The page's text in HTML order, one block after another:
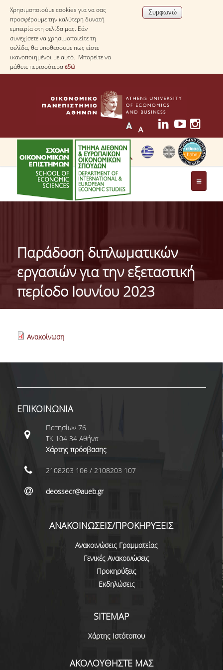
Χρησιμοποιούμε cookies για να σας
προσφέρουμε την καλύτερη δυνατή
εμπειρία στη σελίδα μας. Εάν
συνεχίσετε να χρησιμοποιείτε τη
σελίδα, θα υποθέσουμε πως είστε
ικανοποιημένοι με αυτό. Μπορείτε να
μάθετε περισσότεραεδώ
ΤΟ ΤΜΗΜΑ
ΓΕΝΙΚΕΣ ΠΛΗΡΟΦΟΡΙΕΣ
ΔΙΟΙΚΗΣΗ ΤΟΥ ΤΜΗΜΑΤΟΣ
ΓΡΑΜΜΑΤΕΙΑ ΠΡΟΠΤΥΧΙΑΚΩΝ ΣΠΟΥΔΩΝ
ΑΝΘΡΩΠΙΝΟ ΔΥΝΑΜΙΚΟ
ΜΕΛΗ ΔΕΠ
ΕΠΙΤΙΜΟΙ ΔΙΔΑΚΤΟΡΕΣ / ΕΡΕΥΝΗΤΙΚΟΙ
ΕΝΤΕΤΑΛΜΕΝΟΙ ΔΙΔΑΣΚΟΝΤΕΣ
ΤΜΗΜΑΤΟΣ
ΜΗΤΡΩΑ ΜΕΛΩΝ ΤΜΗΜΑΤΟΣ
ΥΠΟΨΗΦΙΟΙ ΦΟΙΤΗΤΕΣ
ΟΙΚΟΝΟΜΙΚΑ ΜΕ ΔΙΕΘΝΗ ΔΙΑΣΤΑΣΗ
ΔΙΕΠΙΣΤΗΜΟΝΙΚΟΤΗΤΑ
ΣΥΝΕΙΣΦΟΡΑ ΚΑΘΗΓΗΤΩΝ
Παράδοση διπλωματικών
εργασιών για την εξεταστική
περίοδο Ιουνίου 2023
Ανακοίνωση
ΕΠΙΚΟΙΝΩΝΙΑ
Πατησίων 76
ΤΚ 104 34 Αθήνα
Χάρτης πρόσβασης
2108203 106 / 2108203 107
deossecr@aueb.gr
ΑΝΑΚΟΙΝΩΣΕΙΣ/ΠΡΟΚΗΡΥΞΕΙΣ
Ανακοινώσεις Γραμματείας
Γενικές Ανακοινώσεις
Προκηρύξεις
Εκδηλώσεις
SITEMAP
Χάρτης Ιστότοπου
ΑΚΟΛΟΥΘΗΣΤΕ ΜΑΣ